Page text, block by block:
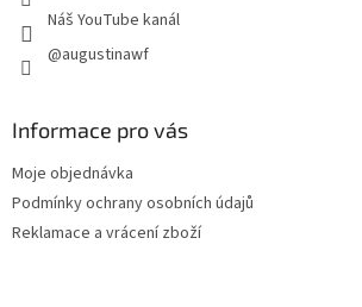
Náš YouTube kanál
@augustinawf
Informace pro vás
Moje objednávka
Podmínky ochrany osobních údajů
Reklamace a vrácení zboží